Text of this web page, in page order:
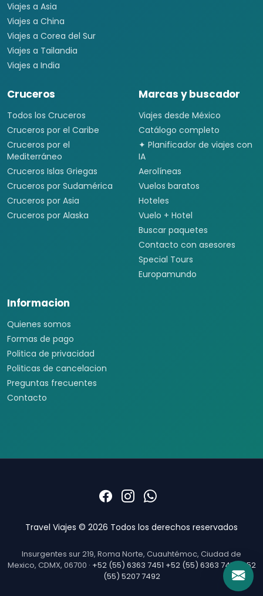
Viajes a Asia
Viajes a China
Viajes a Corea del Sur
Viajes a Tailandia
Viajes a India
Cruceros
Todos los Cruceros
Cruceros por el Caribe
Cruceros por el
Mediterráneo
Cruceros Islas Griegas
Cruceros por Sudamérica
Cruceros por Asia
Cruceros por Alaska
Marcas y buscador
Viajes desde México
Catálogo completo
✦ Planificador de viajes con
IA
Aerolíneas
Vuelos baratos
Hoteles
Vuelo + Hotel
Buscar paquetes
Contacto con asesores
Special Tours
Europamundo
Informacion
Quienes somos
Formas de pago
Politica de privacidad
Politicas de cancelacion
Preguntas frecuentes
Contacto
Travel Viajes © 2026 Todos los derechos reservados
Insurgentes sur 219, Roma Norte, Cuauhtémoc, Ciudad de
Mexico, CDMX, 06700 · +52 (55) 6363 7451 +52 (55) 6363 7452 +52
(55) 5207 7492